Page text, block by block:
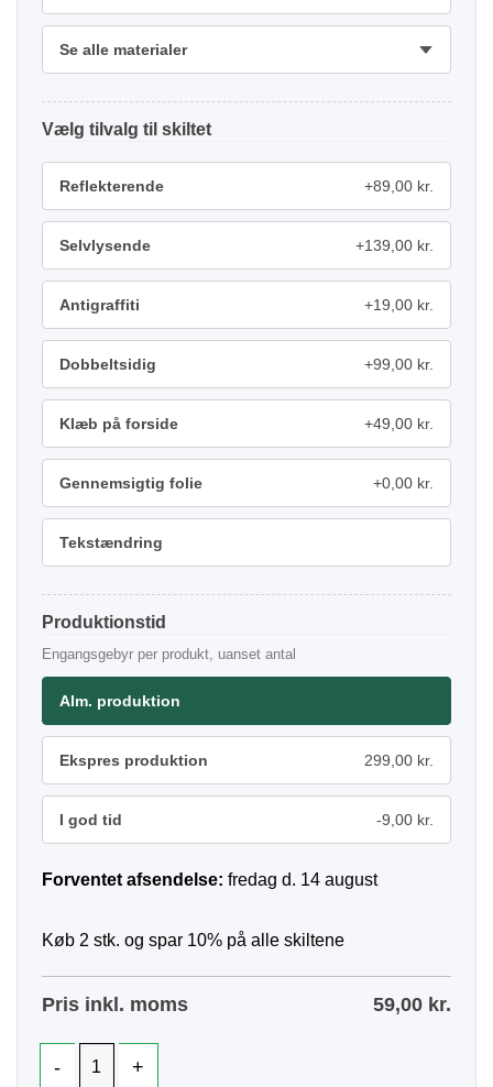
Se alle materialer
tilvalg
Reflekterende +89,00 kr.
Selvlysende +139,00 kr.
Antigraffiti +19,00 kr.
Dobbeltsidig +99,00 kr.
Klæb på forside +49,00 kr.
Gennemsigtig folie +0,00 kr.
Tekstændring
Produktionstid
Engangsgebyr per produkt, uanset antal
Alm. produktion
Ekspres produktion 299,00 kr.
I god tid -9,00 kr.
Forventet afsendelse: fredag d. 14 august
Køb 2 stk. og spar 10% på alle skiltene
Pris inkl. moms 59,00 kr.